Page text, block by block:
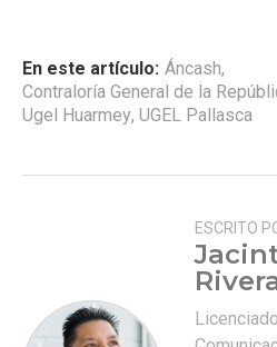
En este artículo: Áncash,
Contraloría General de la
Ugel Huarmey, UGEL Pallasca
ESCRITO